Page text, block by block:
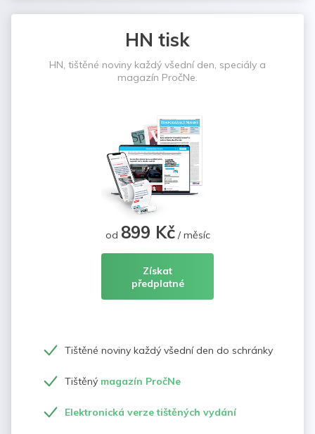
HN tisk
HN, tištěné noviny každý všední den, speciály a
magazín PročNe.
od 899 Kč/ měsíc
Získat
předplatné
Tištěné noviny každý všední den do schránky
Tištěný magazín PročNe
Elektronická verze tištěných vydání